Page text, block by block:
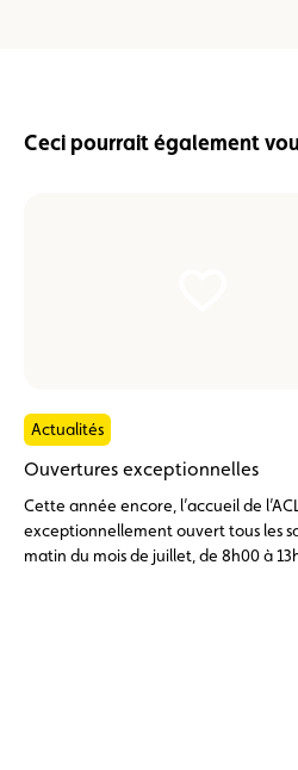
Ceci pourrait également
Actualités
Ouvertures exceptionnelles
Cette année encore, l’accueil de
exceptionnellement ouvert tous les
matin du mois de juillet, de 8h00 à